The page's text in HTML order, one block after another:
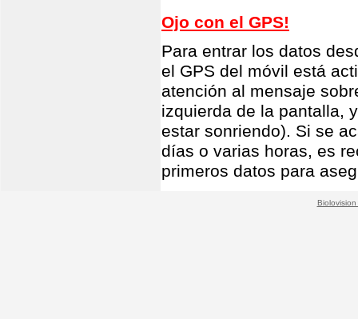
Ojo con el GPS!
Para entrar los datos
el GPS del móvil está
atención al mensaje
izquierda de la pantalla,
estar sonriendo). Si se
días o varias horas, es
primeros datos para
Biolovision